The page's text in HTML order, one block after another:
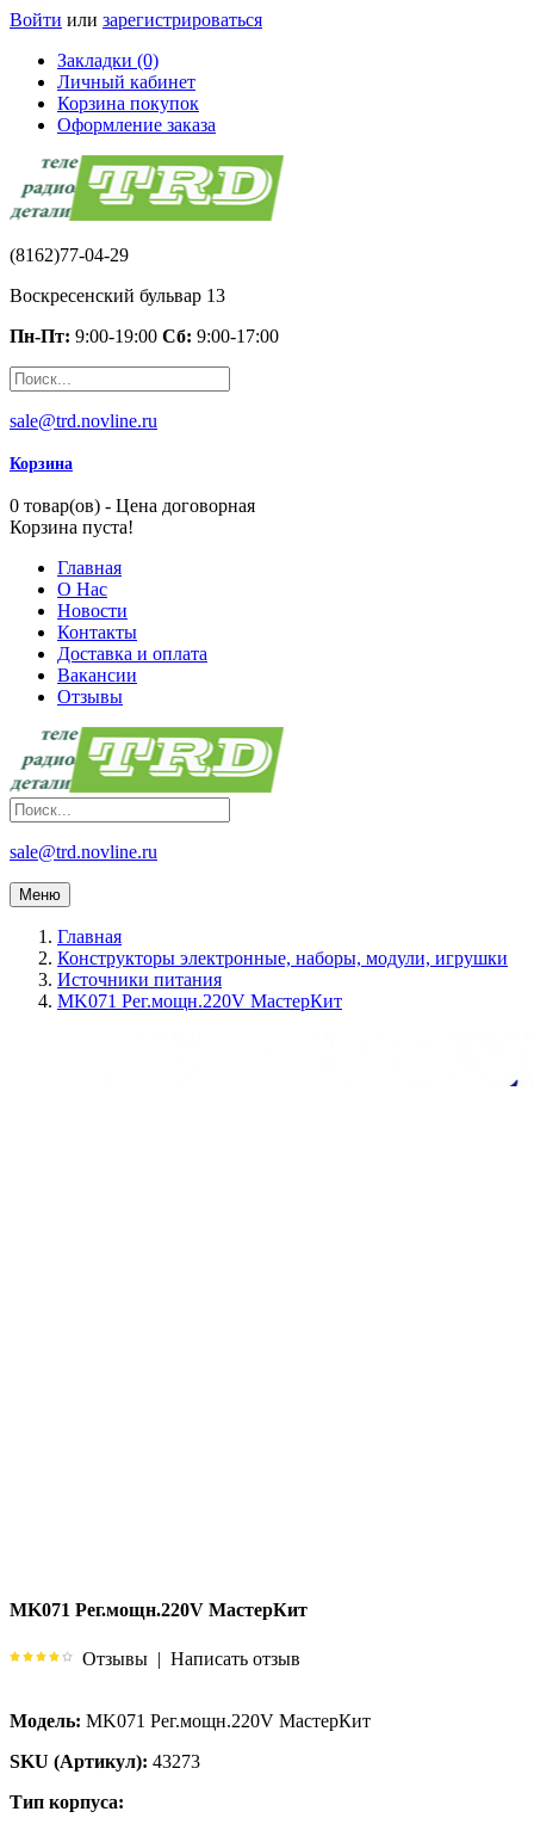
Войти или зарегистрироваться
Закладки (0)
Личный кабинет
Корзина покупок
Оформление заказа
(8162)77-04-29
Воскресенский бульвар 13
Пн-Пт: 9:00-19:00 Сб: 9:00-17:00
sale@trd.novline.ru
Корзина
0 товар(ов) - Цена договорная
Корзина пуста!
Главная
О Нас
Новости
Контакты
Доставка и оплата
Вакансии
Отзывы
sale@trd.novline.ru
Меню
Главная
Конструкторы электронные, наборы, модули, игрушки
Источники питания
MK071 Рег.мощн.220V МастерКит
MK071 Рег.мощн.220V МастерКит
Отзывы | Написать отзыв
Модель: MK071 Рег.мощн.220V МастерКит
SKU (Артикул): 43273
Тип корпуса: